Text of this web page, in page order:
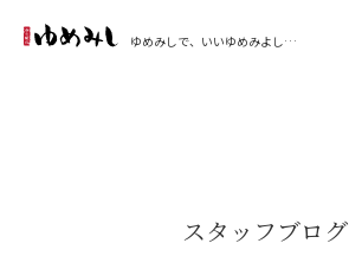
ゆめみしで、いいゆめみよし…
スタッフブログ